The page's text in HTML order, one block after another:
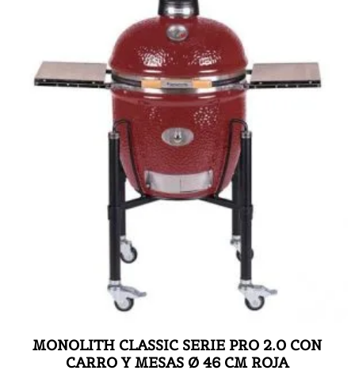
MONOLITH CLASSIC SERIE PRO 2.0 CON
CARRO Y MESAS Ø 46 CM ROJA